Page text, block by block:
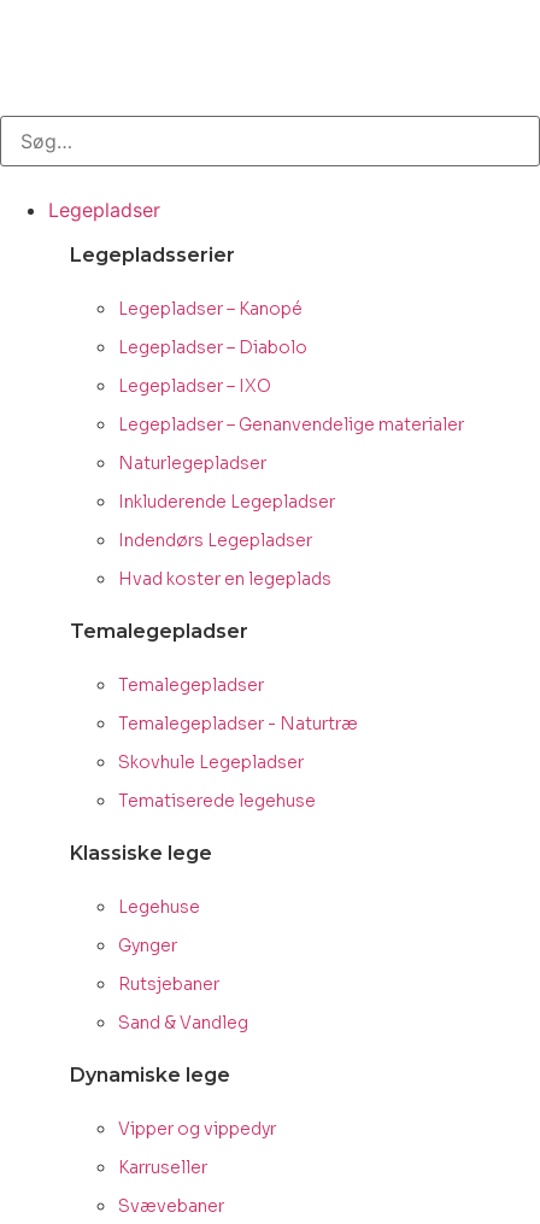
Legepladser
Legepladsserier
Legepladser – Kanopé
Legepladser – Diabolo
Legepladser – IXO
Legepladser – Genanvendelige materialer
Naturlegepladser
Inkluderende Legepladser
Indendørs Legepladser
Hvad koster en legeplads
Temalegepladser
Temalegepladser
Temalegepladser - Naturtræ
Skovhule Legepladser
Tematiserede legehuse
Klassiske lege
Legehuse
Gynger
Rutsjebaner
Sand & Vandleg
Dynamiske lege
Vipper og vippedyr
Karruseller
Svævebaner